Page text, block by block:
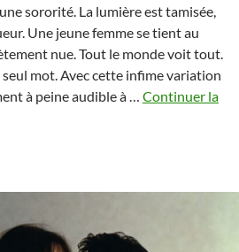
sororité. La lumière est tamisée,
Une jeune femme se tient au
nue. Tout le monde voit tout.
mot. Avec cette infime variation
à peine audible à … Continuer la